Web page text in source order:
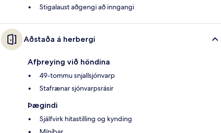
Stigalaust aðgengi að inngangi
Aðstaða á herbergi
Afþreying við höndina
49-tommu snjallsjónvarp
Stafrænar sjónvarpsrásir
Þægindi
Sjálfvirk hitastilling og kynding